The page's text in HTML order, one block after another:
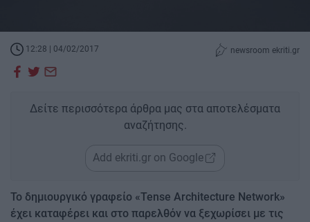
12:28 | 04/02/2017 newsroom ekriti.gr
Δείτε περισσότερα άρθρα μας στα αποτελέσματα
αναζήτησης.
Add ekriti.gr on Google
Το δημιουργικό γραφείο «Tense Architecture Network»
έχει καταφέρει και στο παρελθόν να ξεχωρίσει με τις